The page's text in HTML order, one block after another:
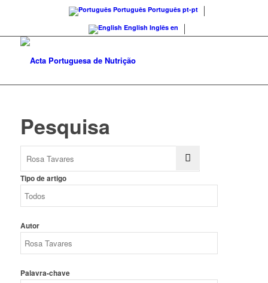
Português Português pt-pt
English Inglês en
Pesquisa
Tipo de artigo
Autor
Palavra-chave